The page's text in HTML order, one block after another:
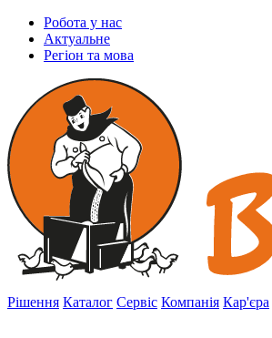
Робота у нас
Актуальне
Регіон та мова
Рішення Каталог Сервіс Компанія Кар'єра